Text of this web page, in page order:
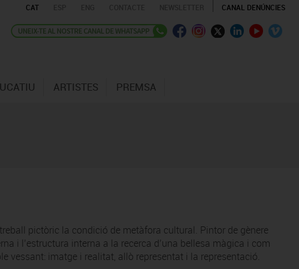
CAT CANAL DENÚNCIES
ARTISTES PREMSA
pictòric la condició de metàfora cultural. Pintor de gènere
i l’estructura interna a la recerca d’una bellesa màgica i com
vessant: imatge i realitat, allò representat i la representació.